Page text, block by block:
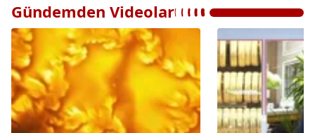
Gündemden Videolar